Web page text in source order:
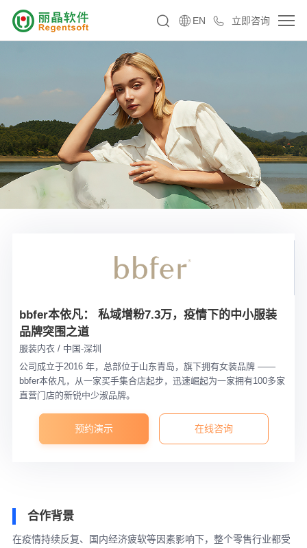
立即咨询
EN
bbfer本依凡： 私域增粉7.3万，疫情下的中小服装
品牌突围之道
服装内衣 / 中国-深圳
公司成立于2016 年，总部位于山东青岛，旗下拥有女装品牌 ——
bbfer本依凡，从一家买手集合店起步，迅速崛起为一家拥有100多家
直营门店的新锐中少淑品牌。
预约演示 在线咨询
合作背景
在疫情持续反复、国内经济疲软等因素影响下，整个零售行业都受